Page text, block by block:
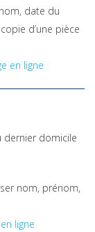
date du
d’une pièce
en ligne
dernier domicile
nom, prénom,
ligne